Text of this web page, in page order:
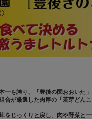
一を誇り、「豊後の国おおいた
合が厳選した肉厚の「若芽どん
をじっくりと戻し、肉や野菜と